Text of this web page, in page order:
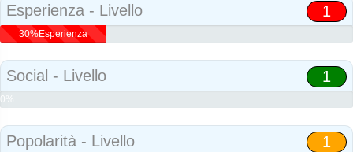
Esperienza - Livello 1
30%Esperienza
Social - Livello 1
0%
Popolarità - Livello 1